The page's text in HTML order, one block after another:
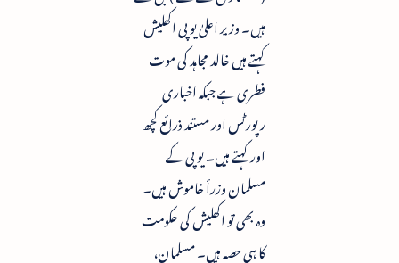
ہیں۔ وزیر اعلیٰ یو پی اکھلیش
کہتے ہیں خالد مجاہد کی موت
فطری ہے جبکہ اخباری
رپورٹس اور مستند ذرائع کچھ
اور کہتے ہیں۔ یو پی کے
مسلمان وزرأ خاموش ہیں۔
وہ بھی تو اکھلیش کی حکومت
کا ہی حصہ ہیں۔ مسلمان،